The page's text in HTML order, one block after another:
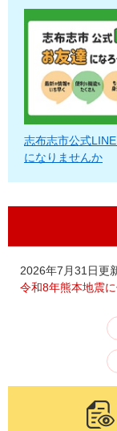
志布志市公式
になりませんか
2026年7月31日更
令和8年熊本地震